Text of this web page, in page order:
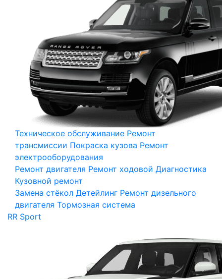
Техническое обслуживание Ремонт
трансмиссии Покраска кузова Ремонт
электрооборудования
Ремонт двигателя Ремонт ходовой Диагностика
Кузовной ремонт
Замена стёкол Детейлинг Ремонт дизельного
двигателя Тормозная система
RR Sport